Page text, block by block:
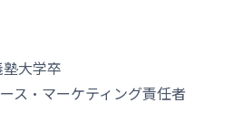
大学卒
ス・マーケティング責任者